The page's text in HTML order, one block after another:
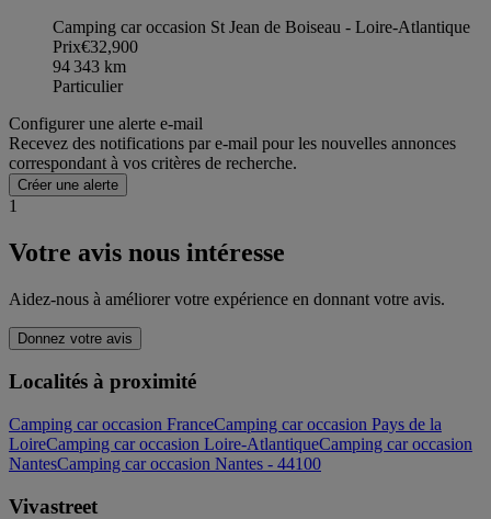
Camping car occasion St Jean de Boiseau - Loire-Atlantique
Prix€32,900
94 343 km
Particulier
Configurer une alerte e-mail
Recevez des notifications par e-mail pour les nouvelles annonces
correspondant à vos critères de recherche.
Créer une alerte
1
Votre avis nous intéresse
Aidez-nous à améliorer votre expérience en donnant votre avis.
Donnez votre avis
Localités à proximité
Camping car occasion FranceCamping car occasion Pays de la
LoireCamping car occasion Loire-AtlantiqueCamping car occasion
NantesCamping car occasion Nantes - 44100
Vivastreet